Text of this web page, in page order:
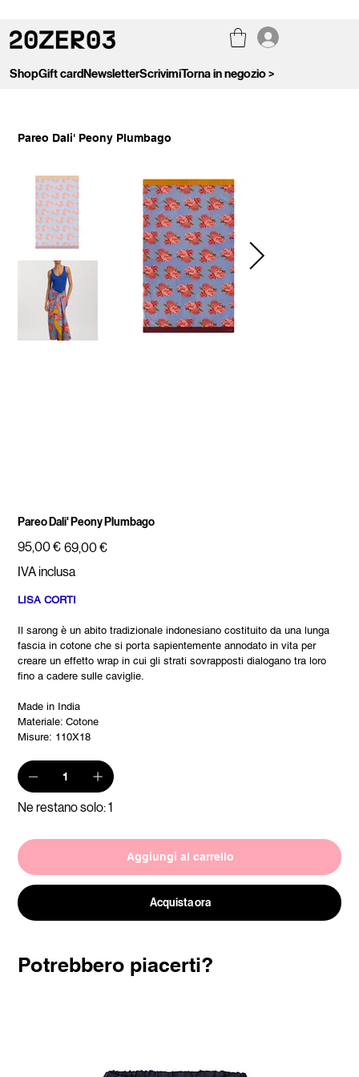
ShopGift cardNewsletterScrivimiTorna in negozio >
Pareo Dali' Peony Plumbago
Pareo Dali' Peony Plumbago
Prezzo
originale
95,00 € Prezzo
scontato
69,00 €
IVA inclusa
LISA CORTI
Il sarong è un abito tradizionale indonesiano costituito da una lunga
fascia in cotone che si porta sapientemente annodato in vita per
creare un effetto wrap in cui gli strati sovrapposti dialogano tra loro
fino a cadere sulle caviglie.
Made in India
Materiale: Cotone
Misure: 110X18
Ne restano solo: 1
Aggiungi al carrello
Acquista ora
Potrebbero piacerti?